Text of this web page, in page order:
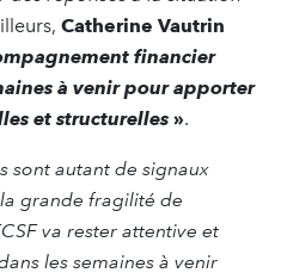
Catherine Vautrin
financier
à venir pour apporter
et structurelles ».
sont autant de signaux
grande fragilité de
va rester attentive et
les semaines à venir